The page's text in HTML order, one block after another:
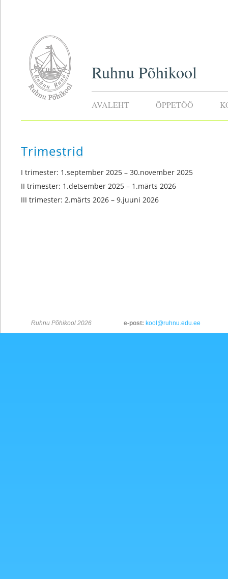
Ruhnu Põhikool
AVALEHT ÕPPETÖÖ
Trimestrid
I trimester: 1.september 2025 – 30.november 2025
II trimester: 1.detsember 2025 – 1.märts 2026
III trimester: 2.märts 2026 – 9.juuni 2026
Ruhnu Põhikool 2026 e-post: kool@ruhnu.edu.ee